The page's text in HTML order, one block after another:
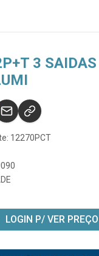
3
12270PCT
LOGIN P/ VER PREÇO